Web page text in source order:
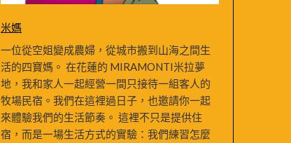
米媽
一位從空姐變成農婦，從城市搬到山海之間生
活的四寶媽。 在花蓮的 MIRAMONTI米拉夢
地，我和家人一起經營一間只接待一組客人的
牧場民宿。我們在這裡過日子，也邀請你一起
來體驗我們的生活節奏。 這裡不只是提供住
宿，而是一場生活方式的實驗：我們練習怎麼